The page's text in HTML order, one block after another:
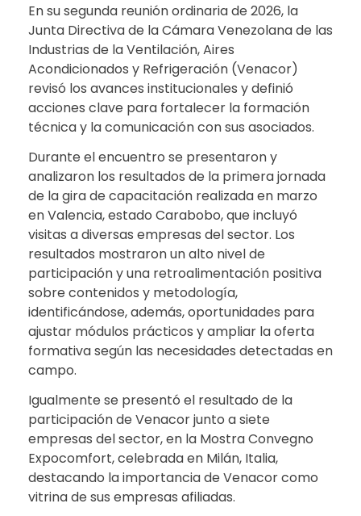
En su segunda reunión ordinaria de 2026, la
Junta Directiva de la Cámara Venezolana de las
Industrias de la Ventilación, Aires
Acondicionados y Refrigeración (Venacor)
revisó los avances institucionales y definió
acciones clave para fortalecer la formación
técnica y la comunicación con sus asociados.
Durante el encuentro se presentaron y
analizaron los resultados de la primera jornada
de la gira de capacitación realizada en marzo
en Valencia, estado Carabobo, que incluyó
visitas a diversas empresas del sector. Los
resultados mostraron un alto nivel de
participación y una retroalimentación positiva
sobre contenidos y metodología,
identificándose, además, oportunidades para
ajustar módulos prácticos y ampliar la oferta
formativa según las necesidades detectadas en
campo.
Igualmente se presentó el resultado de la
participación de Venacor junto a siete
empresas del sector, en la Mostra Convegno
Expocomfort, celebrada en Milán, Italia,
destacando la importancia de Venacor como
vitrina de sus empresas afiliadas.